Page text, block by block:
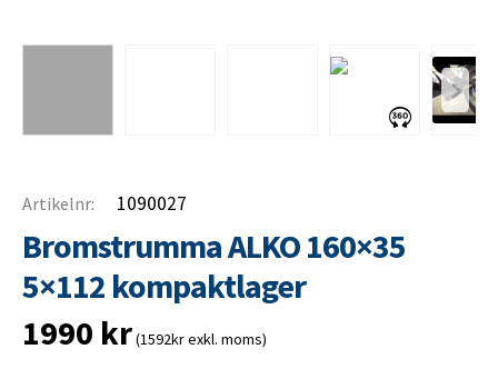
Artikelnr: 1090027
Bromstrumma ALKO 160×35
5×112 kompaktlager
1990 kr(1592kr exkl. moms)